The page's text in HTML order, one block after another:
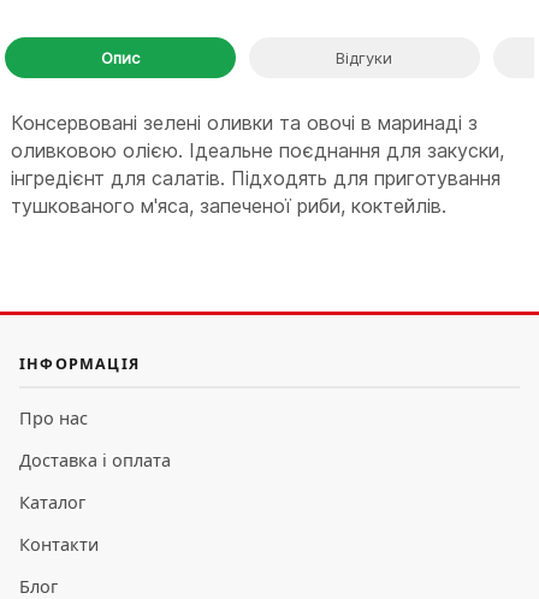
Опис Відгуки
Консервовані зелені оливки та овочі в маринаді з
оливковою олією. Ідеальне поєднання для закуски,
інгредієнт для салатів. Підходять для приготування
тушкованого м'яса, запеченої риби, коктейлів.
ІНФОРМАЦІЯ
Про нас
Доставка і оплата
Каталог
Контакти
Блог